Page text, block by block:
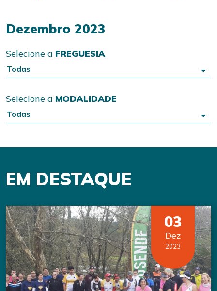
Dezembro 2023
Selecione a FREGUESIA
Todas
Selecione a MODALIDADE
Todas
EM DESTAQUE
03
Dez
2023